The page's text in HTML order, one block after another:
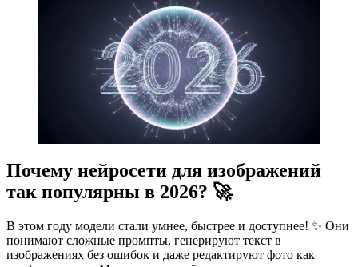
Почему нейросети для изображений
так популярны в 2026? 🚀
В этом году модели стали умнее, быстрее и доступнее! ✨ Они
понимают сложные промпты, генерируют текст в
изображениях без ошибок и даже редактируют фото как